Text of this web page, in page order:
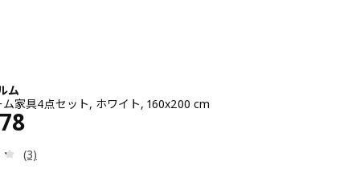
ム
家具4点セット, ホワイト, 160x200 cm
88978
レビュー: 4.3 から 5 星です。 総レビュー数:
(3)